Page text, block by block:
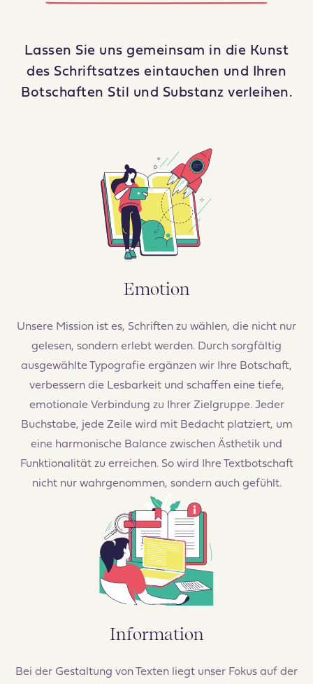
Lassen Sie uns gemeinsam in die Kunst
des Schriftsatzes eintauchen und Ihren
Botschaften Stil und Substanz verleihen.
Emotion
Unsere Mission ist es, Schriften zu wählen, die nicht nur
gelesen, sondern erlebt werden. Durch sorgfältig
ausgewählte Typografie ergänzen wir Ihre Botschaft,
verbessern die Lesbarkeit und schaffen eine tiefe,
emotionale Verbindung zu Ihrer Zielgruppe. Jeder
Buchstabe, jede Zeile wird mit Bedacht platziert, um
eine harmonische Balance zwischen Ästhetik und
Funktionalität zu erreichen. So wird Ihre Textbotschaft
nicht nur wahrgenommen, sondern auch gefühlt.
Information
Bei der Gestaltung von Texten liegt unser Fokus auf der